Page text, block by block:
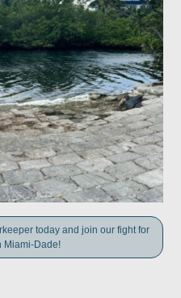
today and join our fight for
Miami-Dade!